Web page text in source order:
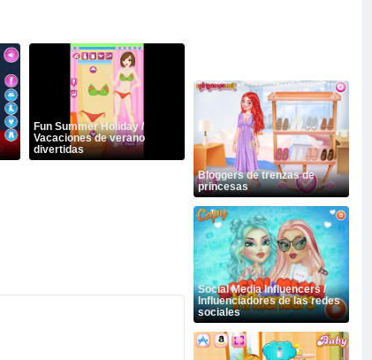
Fun Summer Holiday /
Vacaciones de verano
divertidas
Bloggers de trenzas de
princesas
Social Media Influencers /
Influenciadores de las redes
sociales